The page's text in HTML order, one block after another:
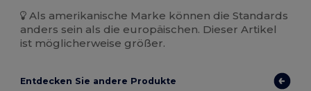
Als amerikanische Marke können die Standards
anders sein als die europäischen. Dieser Artikel
ist möglicherweise größer.
Entdecken Sie andere Produkte